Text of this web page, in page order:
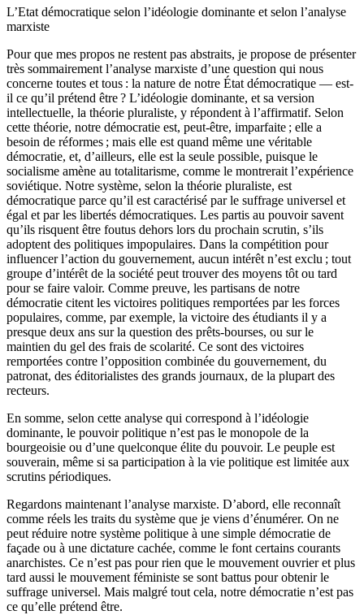
L’Etat démocratique selon l’idéologie dominante et selon l’analyse
marxiste
Pour que mes propos ne restent pas abstraits, je propose de présenter
très sommairement l’analyse marxiste d’une question qui nous
concerne toutes et tous : la nature de notre État démocratique — est-
il ce qu’il prétend être ? L’idéologie dominante, et sa version
intellectuelle, la théorie pluraliste, y répondent à l’affirmatif. Selon
cette théorie, notre démocratie est, peut-être, imparfaite ; elle a
besoin de réformes ; mais elle est quand même une véritable
démocratie, et, d’ailleurs, elle est la seule possible, puisque le
socialisme amène au totalitarisme, comme le montrerait l’expérience
soviétique. Notre système, selon la théorie pluraliste, est
démocratique parce qu’il est caractérisé par le suffrage universel et
égal et par les libertés démocratiques. Les partis au pouvoir savent
qu’ils risquent être foutus dehors lors du prochain scrutin, s’ils
adoptent des politiques impopulaires. Dans la compétition pour
influencer l’action du gouvernement, aucun intérêt n’est exclu ; tout
groupe d’intérêt de la société peut trouver des moyens tôt ou tard
pour se faire valoir. Comme preuve, les partisans de notre
démocratie citent les victoires politiques remportées par les forces
populaires, comme, par exemple, la victoire des étudiants il y a
presque deux ans sur la question des prêts-bourses, ou sur le
maintien du gel des frais de scolarité. Ce sont des victoires
remportées contre l’opposition combinée du gouvernement, du
patronat, des éditorialistes des grands journaux, de la plupart des
recteurs.
En somme, selon cette analyse qui correspond à l’idéologie
dominante, le pouvoir politique n’est pas le monopole de la
bourgeoisie ou d’une quelconque élite du pouvoir. Le peuple est
souverain, même si sa participation à la vie politique est limitée aux
scrutins périodiques.
Regardons maintenant l’analyse marxiste. D’abord, elle reconnaît
comme réels les traits du système que je viens d’énumérer. On ne
peut réduire notre système politique à une simple démocratie de
façade ou à une dictature cachée, comme le font certains courants
anarchistes. Ce n’est pas pour rien que le mouvement ouvrier et plus
tard aussi le mouvement féministe se sont battus pour obtenir le
suffrage universel. Mais malgré tout cela, notre démocratie n’est pas
ce qu’elle prétend être.